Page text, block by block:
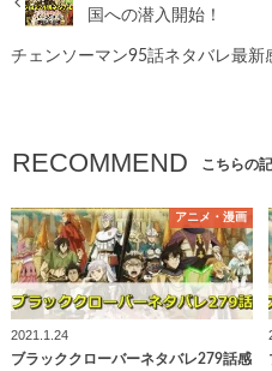
国への潜入開始！
チェンソーマン95話ネタバレ最新
RECOMMEND こちらの
アニメ・漫画
2021.1.24
ブラッククローバーネタバレ279話感